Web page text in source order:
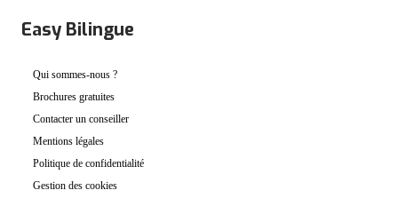
Easy Bilingue
Qui sommes-nous ?
Brochures gratuites
Contacter un conseiller
Mentions légales
Politique de confidentialité
Gestion des cookies